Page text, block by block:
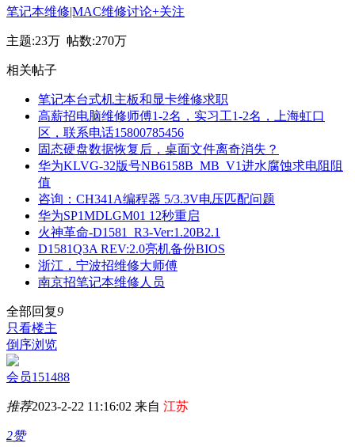
笔记本维修|MAC维修讨论+关注
主题:23万 帖数:270万
相关帖子
笔记本台式机主板和显卡维修求职
高薪招电脑维修师傅1-2名，实习工1-2名，上海虹口
区，联系电话15800785456
固态硬盘数据恢复后，桌面文件离奇消失？
华为KLVG-32版号NB6158B_MB_V1进水腐蚀求电阻阻
值
咨询：CH341A编程器 5/3.3V电压匹配问题
华为SP1MDLGM01 12秒重启
火神革命-D1581_R3-Ver:1.20B2.1
D1581Q3A REV:2.0亮机备份BIOS
浙江，宁波招维修大师傅
南京招笔记本维修人员
全部回复9
只看楼主
倒序浏览
会员151488
推荐2023-2-22 11:16:02 来自 江苏
2赞